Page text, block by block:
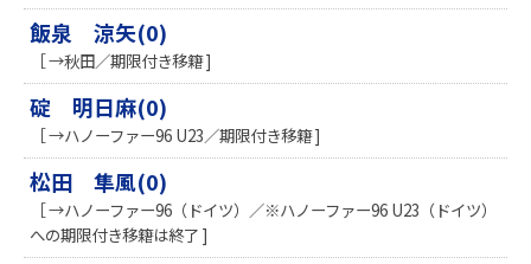
飯泉 涼矢(0)
［ →秋田／期限付き移籍 ]
碇 明日麻(0)
［ →ハノーファー96 U23／期限付き移籍 ]
松田 隼風(0)
［ →ハノーファー96（ドイツ）／※ハノーファー96 U23（ドイツ）
への期限付き移籍は終了 ]